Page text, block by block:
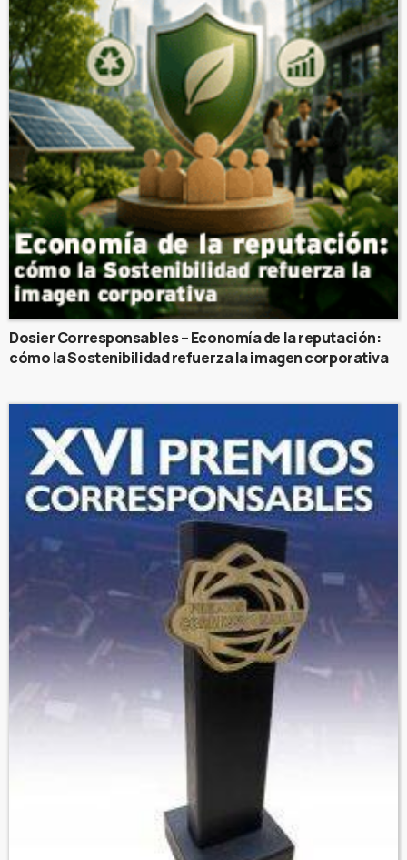
Dosier Corresponsables – Economía de la reputación:
cómo la Sostenibilidad refuerza la imagen corporativa